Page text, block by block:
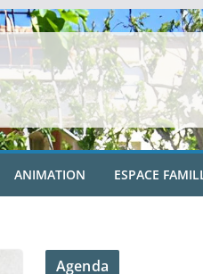
ANIMATION ESPACE
Agenda